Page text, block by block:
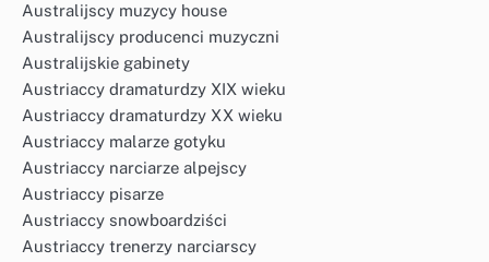
Australijscy muzycy house
Australijscy producenci muzyczni
Australijskie gabinety
Austriaccy dramaturdzy XIX wieku
Austriaccy dramaturdzy XX wieku
Austriaccy malarze gotyku
Austriaccy narciarze alpejscy
Austriaccy pisarze
Austriaccy snowboardziści
Austriaccy trenerzy narciarscy